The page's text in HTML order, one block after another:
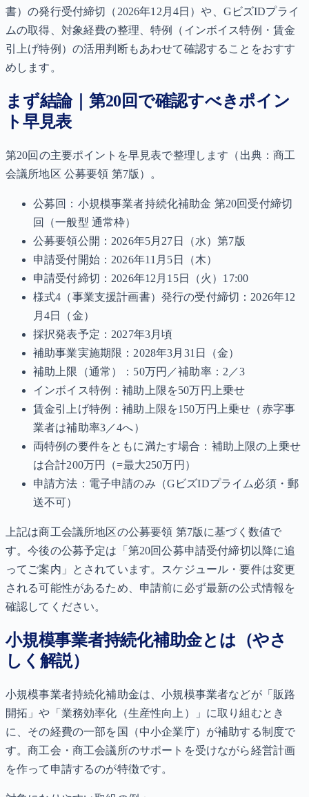
書）の発行受付締切（2026年12月4日）や、GビズIDプライ
ムの取得、対象経費の整理、特例（インボイス特例・賃金
引上げ特例）の活用判断もあわせて確認することをおすす
めします。
まず結論｜第20回で確認すべきポイン
ト早見表
第20回の主要ポイントを早見表で整理します（出典：商工
会議所地区 公募要領 第7版）。
公募回：小規模事業者持続化補助金 第20回受付締切
回（一般型 通常枠）
公募要領公開：2026年5月27日（水）第7版
申請受付開始：2026年11月5日（木）
申請受付締切：2026年12月15日（火）17:00
様式4（事業支援計画書）発行の受付締切：2026年12
月4日（金）
採択発表予定：2027年3月頃
補助事業実施期限：2028年3月31日（金）
補助上限（通常）：50万円／補助率：2／3
インボイス特例：補助上限を50万円上乗せ
賃金引上げ特例：補助上限を150万円上乗せ（赤字事
業者は補助率3／4へ）
両特例の要件をともに満たす場合：補助上限の上乗せ
は合計200万円（=最大250万円）
申請方法：電子申請のみ（GビズIDプライム必須・郵
送不可）
上記は商工会議所地区の公募要領 第7版に基づく数値で
す。今後の公募予定は「第20回公募申請受付締切以降に追
ってご案内」とされています。スケジュール・要件は変更
される可能性があるため、申請前に必ず最新の公式情報を
確認してください。
小規模事業者持続化補助金とは（やさ
しく解説）
小規模事業者持続化補助金は、小規模事業者などが「販路
開拓」や「業務効率化（生産性向上）」に取り組むとき
に、その経費の一部を国（中小企業庁）が補助する制度で
す。商工会・商工会議所のサポートを受けながら経営計画
を作って申請するのが特徴です。